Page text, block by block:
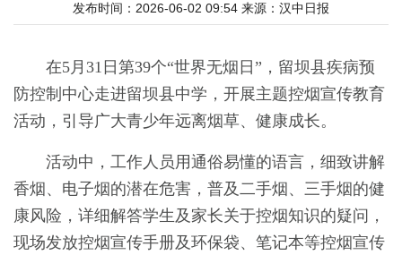
发布时间：2026-06-02 09:54 来源： 汉中日报
在5月31日第39个“世界无烟日”，留坝县疾病预
防控制中心走进留坝县中学，开展主题控烟宣传教育
活动，引导广大青少年远离烟草、健康成长。
活动中，工作人员用通俗易懂的语言，细致讲解
香烟、电子烟的潜在危害，普及二手烟、三手烟的健
康风险，详细解答学生及家长关于控烟知识的疑问，
现场发放控烟宣传手册及环保袋、笔记本等控烟宣传